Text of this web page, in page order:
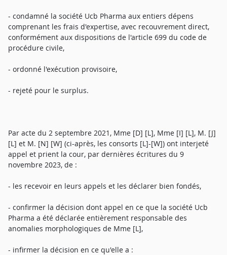
- condamné la société Ucb Pharma aux entiers dépens
comprenant les frais d'expertise, avec recouvrement direct,
conformément aux dispositions de l'article 699 du code de
procédure civile,
- ordonné l'exécution provisoire,
- rejeté pour le surplus.
Par acte du 2 septembre 2021, Mme [D] [L], Mme [I] [L], M. [J]
[L] et M. [N] [W] (ci-après, les consorts [L]-[W]) ont interjeté
appel et prient la cour, par dernières écritures du 9
novembre 2023, de :
- les recevoir en leurs appels et les déclarer bien fondés,
- confirmer la décision dont appel en ce que la société Ucb
Pharma a été déclarée entièrement responsable des
anomalies morphologiques de Mme [L],
- infirmer la décision en ce qu'elle a :